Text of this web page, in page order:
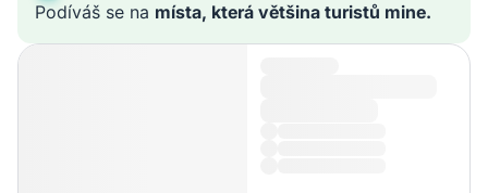
Podíváš se na místa, která většina turistů mine.